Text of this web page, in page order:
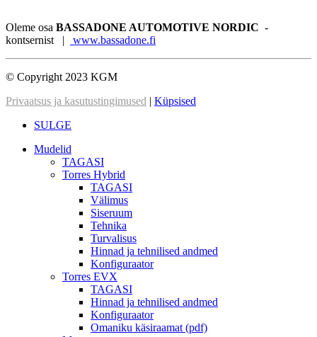
Oleme osa BASSADONE AUTOMOTIVE NORDIC -
kontsernist |
www.bassadone.fi
© Copyright 2023 KGM
Privaatsus ja kasutustingimused | Küpsised
SULGE
Mudelid
TAGASI
Torres Hybrid
TAGASI
Välimus
Siseruum
Tehnika
Turvalisus
Hinnad ja tehnilised andmed
Konfiguraator
Torres EVX
TAGASI
Hinnad ja tehnilised andmed
Konfiguraator
Omaniku käsiraamat (pdf)